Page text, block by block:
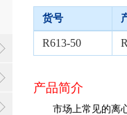
货号
R613-50
产品简介
市场上常见的离